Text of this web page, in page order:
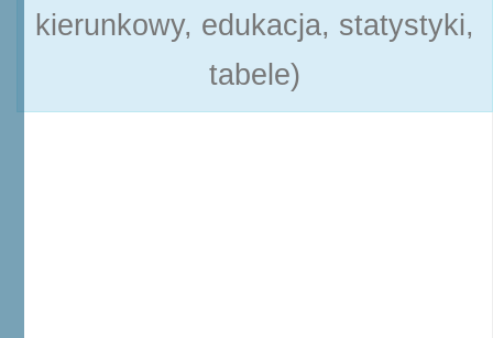
kierunkowy, edukacja, statystyki,
tabele)